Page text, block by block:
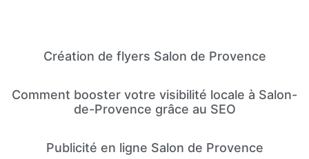
Création de flyers Salon de Provence
Comment booster votre visibilité locale à Salon-
de-Provence grâce au SEO
Publicité en ligne Salon de Provence